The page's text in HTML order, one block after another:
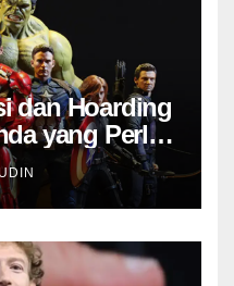
dan Hoarding
yang Perlu